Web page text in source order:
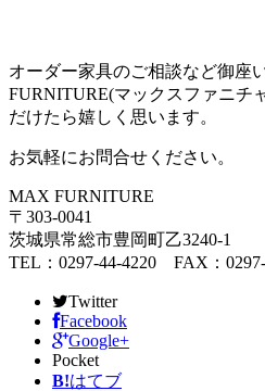
オーダー家具のご相談など御座
FURNITURE(マックスファニチ
だけたら嬉しく思います。
お気軽にお問合せください。
MAX FURNITURE
〒303-0041
茨城県常総市豊岡町乙3240-1
TEL：0297-44-4220 FAX：0297-
Twitter
Facebook
Google+
Pocket
B!はてブ